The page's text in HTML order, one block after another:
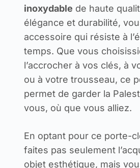
inoxydable de haute
élégance et durabilité,
accessoire qui résiste à
temps. Que vous
l’accrocher à vos clés, à
ou à votre trousseau, ce
permet de garder la
vous, où que vous alliez.
En optant pour ce porte-
faites pas seulement
objet esthétique, mais